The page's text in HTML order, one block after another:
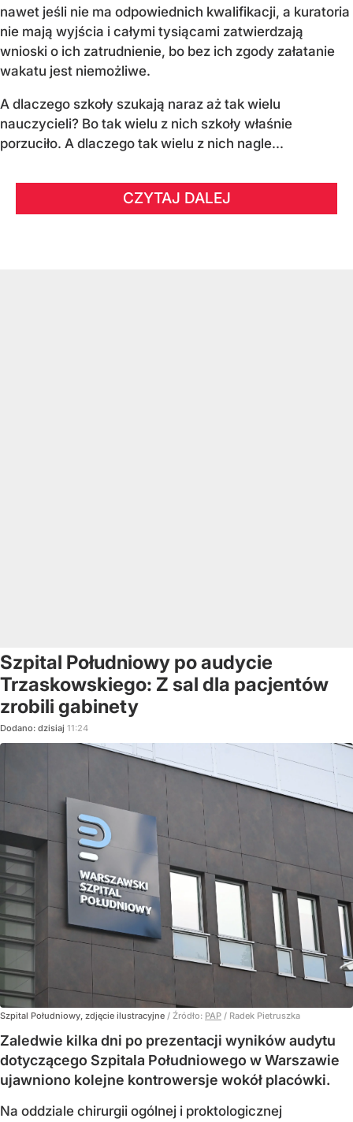
nawet jeśli nie ma odpowiednich kwalifikacji, a kuratoria
nie mają wyjścia i całymi tysiącami zatwierdzają
wnioski o ich zatrudnienie, bo bez ich zgody załatanie
wakatu jest niemożliwe.
A dlaczego szkoły szukają naraz aż tak wielu
nauczycieli? Bo tak wielu z nich szkoły właśnie
porzuciło. A dlaczego tak wielu z nich nagle...
CZYTAJ DALEJ
Szpital Południowy po audycie
Trzaskowskiego: Z sal dla pacjentów
zrobili gabinety
Dodano: dzisiaj 11:24
Szpital Południowy, zdjęcie ilustracyjne / Źródło: PAP / Radek Pietruszka
Zaledwie kilka dni po prezentacji wyników audytu
dotyczącego Szpitala Południowego w Warszawie
ujawniono kolejne kontrowersje wokół placówki.
Na oddziale chirurgii ogólnej i proktologicznej